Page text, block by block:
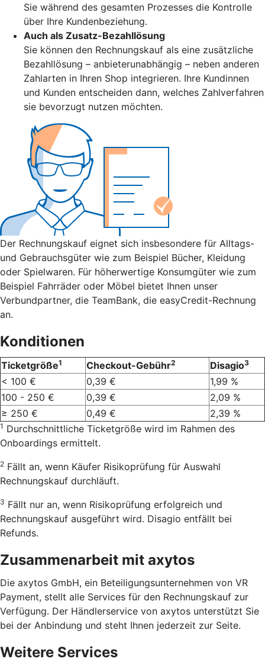
Sie während des gesamten Prozesses die Kontrolle
über Ihre Kundenbeziehung.
Auch als Zusatz-Bezahllösung
Sie können den Rechnungskauf als eine zusätzliche
Bezahllösung – anbieterunabhängig – neben anderen
Zahlarten in Ihren Shop integrieren. Ihre Kundinnen
und Kunden entscheiden dann, welches Zahlverfahren
sie bevorzugt nutzen möchten.
Der Rechnungskauf eignet sich insbesondere für Alltags-
und Gebrauchsgüter wie zum Beispiel Bücher, Kleidung
oder Spielwaren. Für höherwertige Konsumgüter wie zum
Beispiel Fahrräder oder Möbel bietet Ihnen unser
Verbundpartner, die TeamBank, die easyCredit-Rechnung
an.
Konditionen
Ticketgröße1 Checkout-Gebühr2 Disagio3
< 100 € 0,39 €
1,99 %
100 - 250 €
0,39 €
2,09 %
≥ 250 €
0,49 € 2,39 %
1 Durchschnittliche Ticketgröße wird im Rahmen des
Onboardings ermittelt.
2 Fällt an, wenn Käufer Risikoprüfung für Auswahl
Rechnungskauf durchläuft.
3 Fällt nur an, wenn Risikoprüfung erfolgreich und
Rechnungskauf ausgeführt wird. Disagio entfällt bei
Refunds.
Zusammenarbeit mit axytos
Die axytos GmbH, ein Beteiligungsunternehmen von VR
Payment, stellt alle Services für den Rechnungskauf zur
Verfügung. Der Händlerservice von axytos unterstützt Sie
bei der Anbindung und steht Ihnen jederzeit zur Seite.
Weitere Services